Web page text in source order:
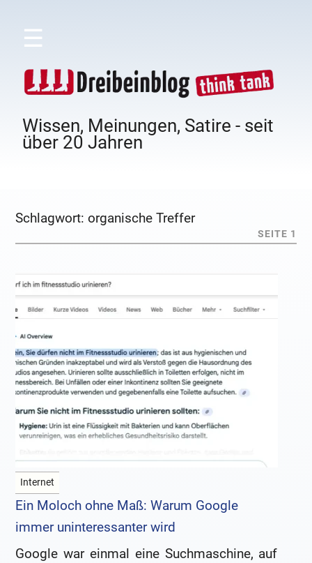
☰
Wissen, Meinungen, Satire - seit
über 20 Jahren
Schlagwort:organische Treffer
SEITE 1
Internet
Ein Moloch ohne Maß: Warum Google
immer uninteressanter wird
Google war einmal eine Suchmaschine, auf